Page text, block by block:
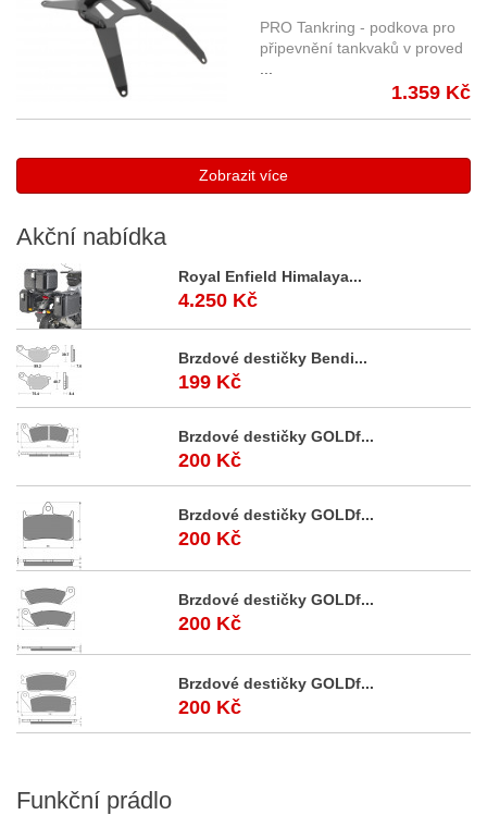
SW-Motech PRO -
TRT.00.787.20600/B
PRO Tankring - podkova pro
připevnění tankvaků v proved
1.359 Kč
Zobrazit více
Akční nabídka
Royal Enfield Himalaya...
4.250 Kč
Brzdové destičky Bendi...
199 Kč
Brzdové destičky GOLDf...
200 Kč
Brzdové destičky GOLDf...
200 Kč
Brzdové destičky GOLDf...
200 Kč
Brzdové destičky GOLDf...
200 Kč
Funkční prádlo